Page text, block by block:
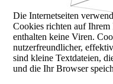
Die Internetseiten
Cookies richten auf Ihrem
enthalten keine Viren.
nutzerfreundlicher,
sind kleine Textdateien,
und die Ihr Browser